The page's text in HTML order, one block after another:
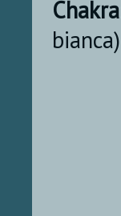
Chakra
bianca)